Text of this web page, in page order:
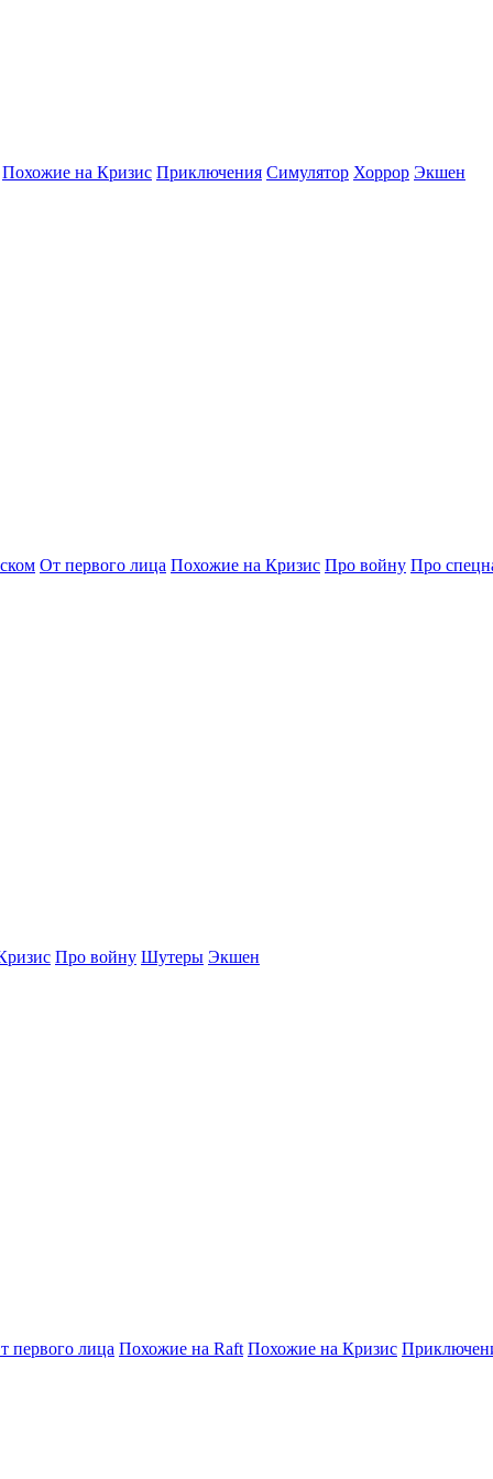
Похожие на Кризис Приключения Симулятор Хоррор Экшен
От первого лица Похожие на Кризис Про войну Про
Про войну Шутеры Экшен
первого лица Похожие на Raft Похожие на Кризис